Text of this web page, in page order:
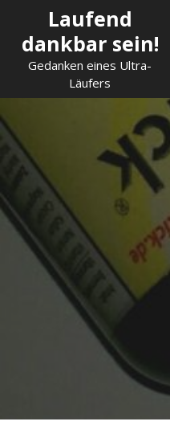
content
Laufend
dankbar sein!
Gedanken eines Ultra-
Läufers